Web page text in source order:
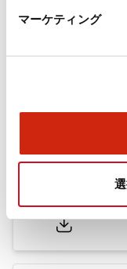
マーケティング
フラッシュベ